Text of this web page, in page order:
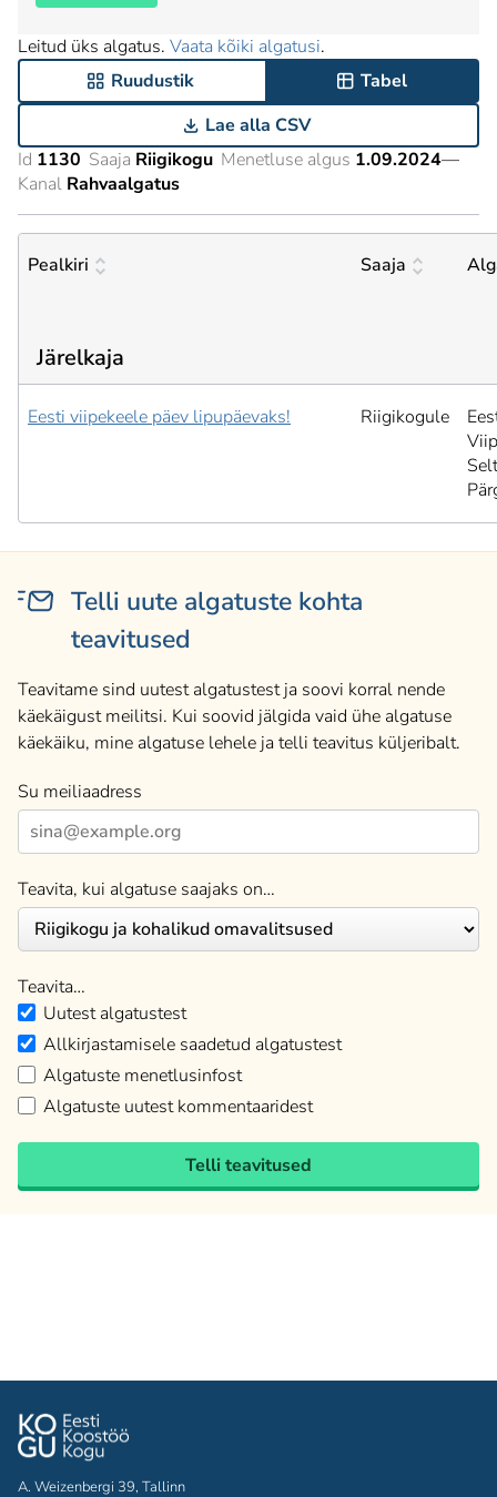
Leitud üks algatus. Vaata kõiki algatusi.
Ruudustik
Tabel
Lae alla CSV
Id 1130 Saaja Riigikogu Menetluse algus 1.09.2024—
Kanal Rahvaalgatus
Pealkiri Saaja
Järelkaja
Eesti viipekeele päev lipupäevaks! Riigikogule
Telli uute algatuste kohta
teavitused
Teavitame sind uutest algatustest ja soovi korral nende
käekäigust meilitsi. Kui soovid jälgida vaid ühe algatuse
käekäiku, mine algatuse lehele ja telli teavitus küljeribalt.
Su meiliaadress
Teavita, kui algatuse saajaks on…
Teavita…
Uutest algatustest
Allkirjastamisele saadetud algatustest
Algatuste menetlusinfost
Algatuste uutest kommentaaridest
Telli teavitused
A. Weizenbergi 39, Tallinn